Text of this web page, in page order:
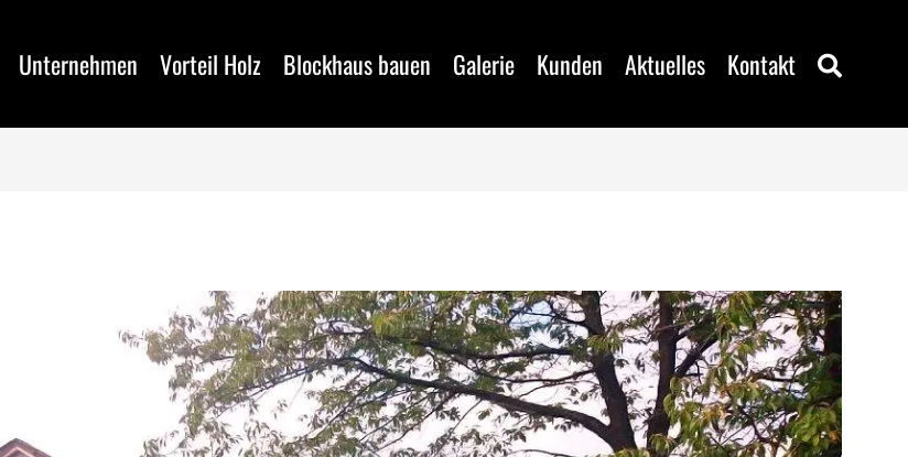
Unternehmen Vorteil Holz Blockhaus bauen Galerie Kunden Aktuelles Kontakt